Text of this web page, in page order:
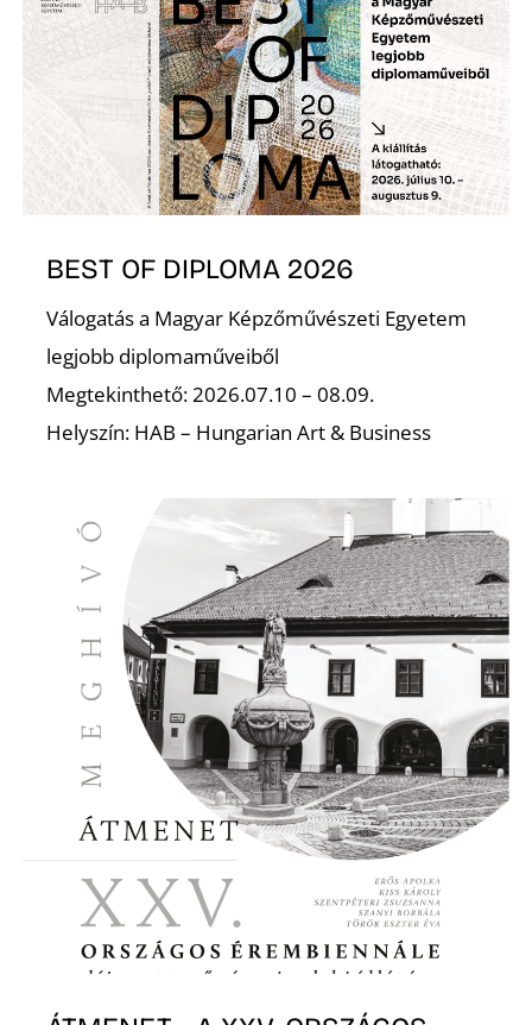
BEST OF DIPLOMA 2026
Válogatás a Magyar Képzőművészeti Egyetem
legjobb diplomaműveiből
Megtekinthető: 2026.07.10 – 08.09.
Helyszín: HAB – Hungarian Art & Business